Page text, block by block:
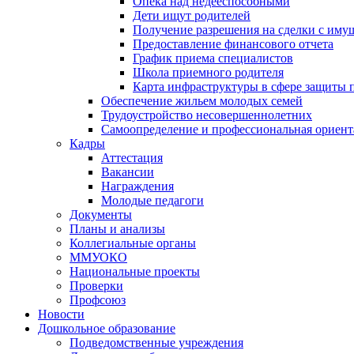
Дети ищут родителей
Получение разрешения на сделки с
Предоставление финансового отчета
График приема специалистов
Школа приемного родителя
Карта инфраструктуры в сфере защиты
Обеспечение жильем молодых семей
Трудоустройство несовершеннолетних
Самоопределение и профессиональная
Кадры
Аттестация
Вакансии
Награждения
Молодые педагоги
Документы
Планы и анализы
Коллегиальные органы
ММУОКО
Национальные проекты
Проверки
Профсоюз
Новости
Дошкольное образование
Подведомственные учреждения